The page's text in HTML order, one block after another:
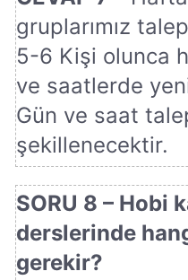
gruplarımız
5-6 Kişi olunca
ve saatlerde
Gün ve saat
şekillenecektir.
SORU 8 – Hobi
derslerinde
gerekir?